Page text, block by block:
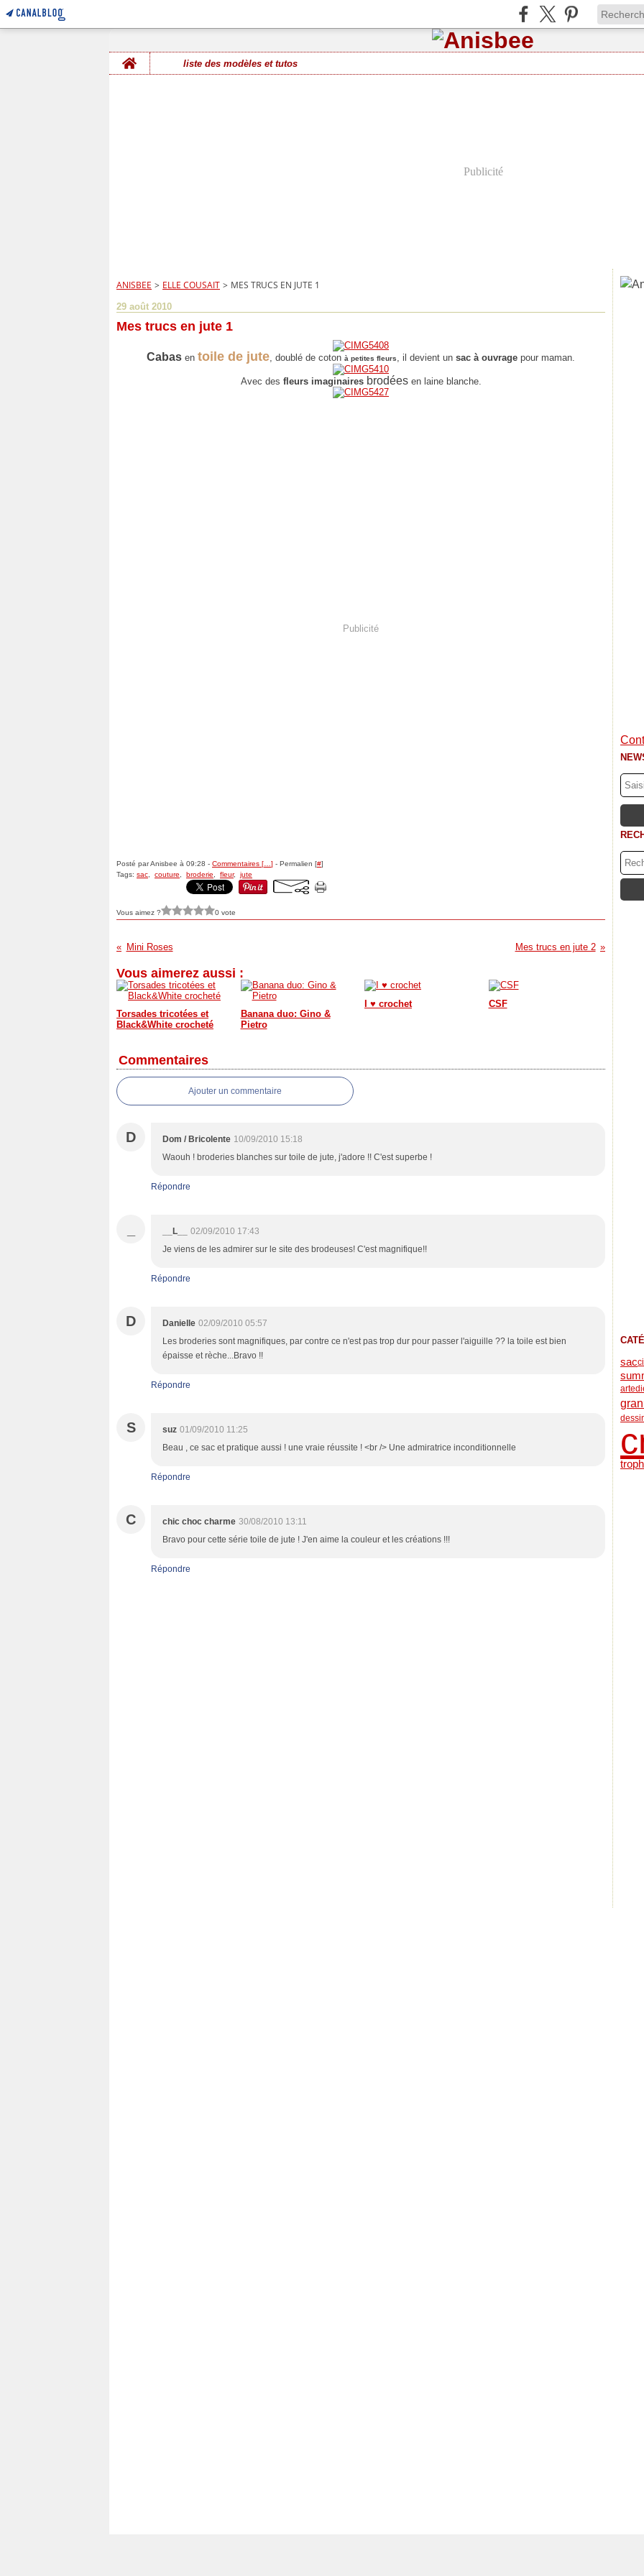
Home
liste des modèles et tutos
Publicité
ANISBEE > ELLE COUSAIT > MES TRUCS EN JUTE 1
29 août 2010
Mes trucs en jute 1
Cabas en toile de jute, doublé de coton à petites fleurs, il devient un sac à ouvrage pour maman.
Avec des fleurs imaginaires brodéesen laine blanche.
Publicité
Posté par Anisbee à 09:28 - Commentaires [ ] - Permalien [#]
Tags: sac couture broderie fleur, jute
Vous aimez ? 0 vote
Mini Roses Mes trucs en jute 2
Vous aimerez aussi :
Torsades tricotées et
Black&White crocheté
Banana duo: Gino &
Pietro
I ♥ crochet CSF
Commentaires
Ajouter un commentaire
D Dom / Bricolente 10/09/2010 15:18
Waouh ! broderies blanches sur toile de jute, j'adore !! C'est superbe !
Répondre
__L__
02/09/2010 17:43
Je viens de les admirer sur le site des brodeuses! C'est magnifique!!
Répondre
D Danielle 02/09/2010 05:57
Les broderies sont magnifiques, par contre ce n'est pas trop dur pour passer l'aiguille ?? la toile est bien
épaisse et rèche...Bravo !!
Répondre
S suz 01/09/2010 11:25
Beau , ce sac et pratique aussi ! une vraie réussite ! <br /> Une admiratrice inconditionnelle
Répondre
C chic choc charme 30/08/2010 13:11
Bravo pour cette série toile de jute ! J'en aime la couleur et les créations !!!
Répondre
sac